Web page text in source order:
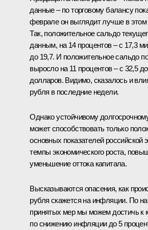
данные – по торговому балансу
феврале он выглядит лучше в этом
Так, положительное сальдо
данным, на 14 процентов – с 17,3
до 19,7. И положительное сальдо
выросло на 11 процентов – с 32,5
долларов. Видимо, сказалось и
рубля в последние недели.
Однако устойчивому
может способствовать только
основных показателей российской
темпы экономического роста,
уменьшение оттока капитала.
Высказываются опасения, как
рубля скажется на инфляции. По
принятых мер мы можем достичь к
по снижению инфляции до 5